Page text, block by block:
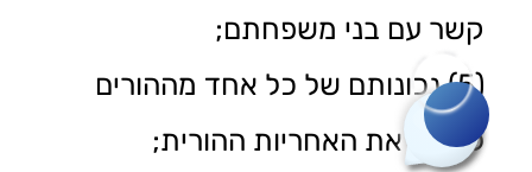
קשר עם בני משפחתם;
(5) נכונותם של כל אחד מההורים
לממש את האחריות ההורית;
רוצה לשאול שאלה?